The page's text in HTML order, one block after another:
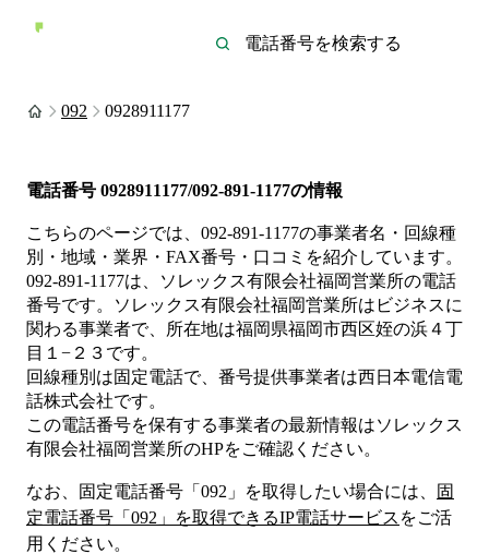
092 0928911177
電話番号 0928911177/092-891-1177の情報
こちらのページでは、 092-891-1177の事業者名・回線種
別・地域・業界・FAX番号・口コミを紹介しています。
092-891-1177は、 ソレックス有限会社福岡営業所の電話
番号です。
ソレックス有限会社福岡営業所は ビジネスに
関わる事業者で、所在地は福岡県福岡市西区姪の浜４丁
目１−２３ です。
回線種別は固定電話で、番号提供事業者は西日本電信電
話株式会社です。
この電話番号を保有する事業者の最新情報はソレックス
有限会社福岡営業所のHPをご確認ください。
なお、固定電話番号「 092 」を取得したい場合には、
固
定電話番号「 092 」を取得できるIP電話サービス をご活
用ください。